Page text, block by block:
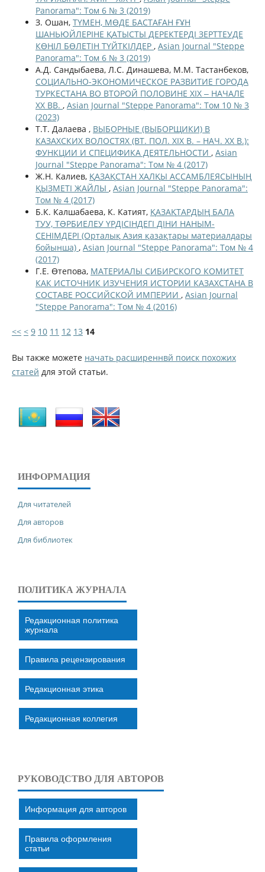
Panorama": Том 6 № 3 (2019)
З. Ошан, ТҮМЕН, МӨДЕ БАСТАҒАН ҒҰН
ШАНЬЮЙЛЕРІНЕ ҚАТЫСТЫ ДЕРЕКТЕРДІ ЗЕРТТЕУДЕ
КӨҢІЛ БӨЛЕТІН ТҮЙТКІЛДЕР , Asian Journal "Steppe
Panorama": Том 6 № 3 (2019)
А.Д. Сандыбаева, Л.С. Динашева, М.М. Тастанбеков,
СОЦИАЛЬНО-ЭКОНОМИЧЕСКОЕ РАЗВИТИЕ ГОРОДА
ТУРКЕСТАНА ВО ВТОРОЙ ПОЛОВИНЕ ХІХ ‒ НАЧАЛЕ
ХХ ВВ. , Asian Journal "Steppe Panorama": Том 10 № 3
(2023)
Т.Т. Далаева , ВЫБОРНЫЕ (ВЫБОРЩИКИ) В
КАЗАХСКИХ ВОЛОСТЯХ (ВТ. ПОЛ. XIX В. – НАЧ. ХХ В.):
ФУНКЦИИ И СПЕЦИФИКА ДЕЯТЕЛЬНОСТИ , Asian
Journal "Steppe Panorama": Том № 4 (2017)
Ж.Н. Калиев, ҚАЗАҚСТАН ХАЛҚЫ АССАМБЛЕЯСЫНЫҢ
ҚЫЗМЕТІ ЖАЙЛЫ , Asian Journal "Steppe Panorama":
Том № 4 (2017)
Б.К. Калшабаева, К. Катият, ҚАЗАҚТАРДЫҢ БАЛА
ТУУ, ТƏРБИЕЛЕУ ҮРДІСІНДЕГІ ДІНИ НАНЫМ-
СЕНІМДЕРІ (Орталық Азия қазақтары материалдары
бойынша) , Asian Journal "Steppe Panorama": Том № 4
(2017)
Г.Е. Өтепова, МАТЕРИАЛЫ СИБИРСКОГО КОМИТЕТ
КАК ИСТОЧНИК ИЗУЧЕНИЯ ИСТОРИИ КАЗАХСТАНА В
СОСТАВЕ РОССИЙСКОЙ ИМПЕРИИ , Asian Journal
"Steppe Panorama": Том № 4 (2016)
<< < 9 10 11 12 13 14
Вы также можете начать расширеннвй поиск похожих
статей для этой статьи.
ИНФОРМАЦИЯ
Для читателей
Для авторов
Для библиотек
ПОЛИТИКА ЖУРНАЛА
Редакционная политика
журнала
Правила рецензирования
Редакционная этика
Редакционная коллегия
РУКОВОДСТВО ДЛЯ АВТОРОВ
Информация для авторов
Правила оформления
статьи